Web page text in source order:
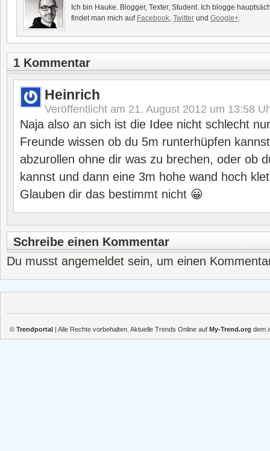
Ich bin Hauke. Blogger, Texter, Student. Ich blogge
findet man mich auf Facebook, Twitter und Google+.
1 Kommentar
Heinrich
Veröffentlicht am 21. August 2012 um 13:58
Naja also an sich ist die Idee nicht schlecht
Freunde wissen ob du 5m runterhüpfen
abzurollen ohne dir was zu brechen, oder ob
kannst und dann eine 3m hohe wand hoch
Glauben dir das bestimmt nicht 😀
Schreibe einen Kommentar
Du musst angemeldet sein, um einen
© Trendportal | Alle Rechte vorbehalten. Aktuelle Trends Online auf My-Trend.org dem